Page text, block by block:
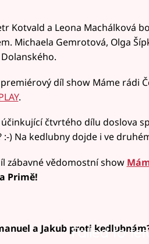
Kotvald a Leona Machálková
Michaela Gemrotová, Olga
díl show Máme rádi
.
účinkující čtvrtého dílu doslova
:-) Na kedlubny dojde i ve
zábavné vědomostní show
Primě!
Failed to
a Jakub proti